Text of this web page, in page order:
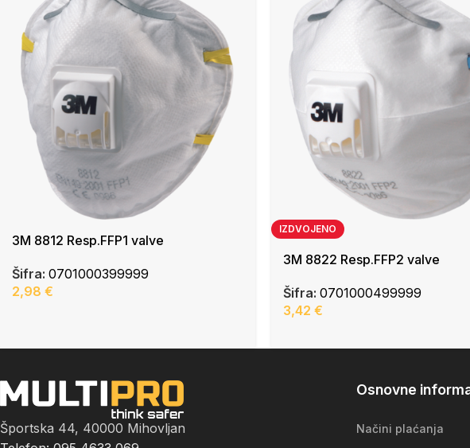
3M 8812 Resp.FFP1 valve
Šifra: 0701000399999
2,98 €
IZDVOJENO
3M 8822 Resp.FFP2 valve
Šifra: 0701000499999
3,42 €
Športska 44, 40000 Mihovljan
Osnovne
Načini plaćanja